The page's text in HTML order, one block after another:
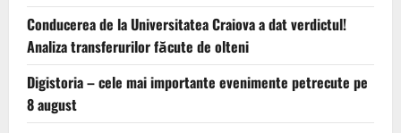
Conducerea de la Universitatea Craiova a dat verdictul!
Analiza transferurilor făcute de olteni
Digistoria – cele mai importante evenimente petrecute pe
8 august